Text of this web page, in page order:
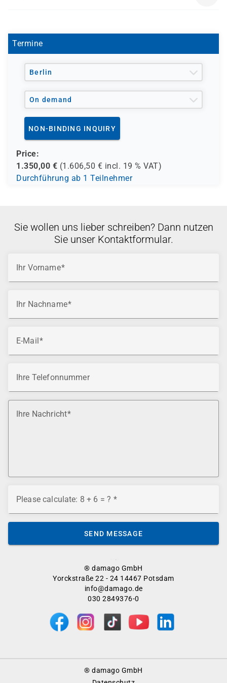
- regionale Einrichtungen
und andere Träger möglich
Termine
Berlin
On demand
NON-BINDING INQUIRY
Price:
1.350,00 € (1.606,50 € incl. 19 % VAT)
Durchführung ab 1 Teilnehmer
® damago GmbH
Yorckstraße 22 - 24 14467 Potsdam
info@damago.de
030 2849376-0
Sie wollen uns lieber schreiben? Dann nutzen
Sie unser Kontaktformular.
Ihr Vorname
Ihr Nachname
E-Mail
Ihre Telefonnummer
Ihre Nachricht
Please calculate: 8 + 6 = ?
SEND MESSAGE
® damago GmbH